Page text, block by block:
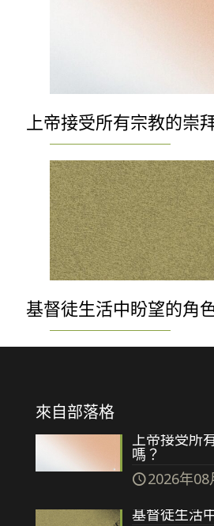
上帝接受所有宗教的崇
基督徒生活中盼望的角
來自部落格
上帝接受所
嗎？
2026年08
基督徒生活